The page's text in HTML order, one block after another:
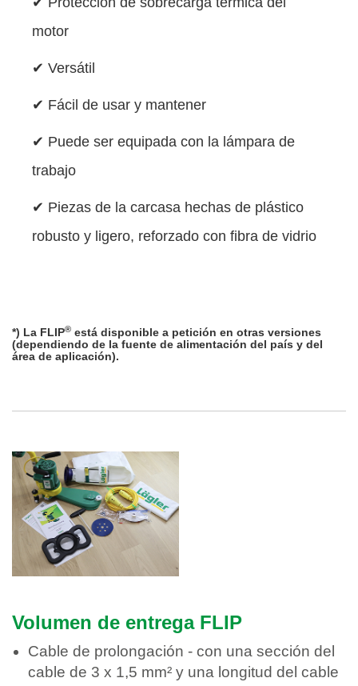
motor
✔ Versátil
✔ Fácil de usar y mantener
✔ Puede ser equipada con la lámpara de
trabajo
✔ Piezas de la carcasa hechas de plástico
robusto y ligero, reforzado con fibra de vidrio
*) La FLIP® está disponible a petición en otras versiones
(dependiendo de la fuente de alimentación del país y del
área de aplicación).
Volumen de entrega FLIP
Cable de prolongación - con una sección del
cable de 3 x 1,5 mm² y una longitud del cable